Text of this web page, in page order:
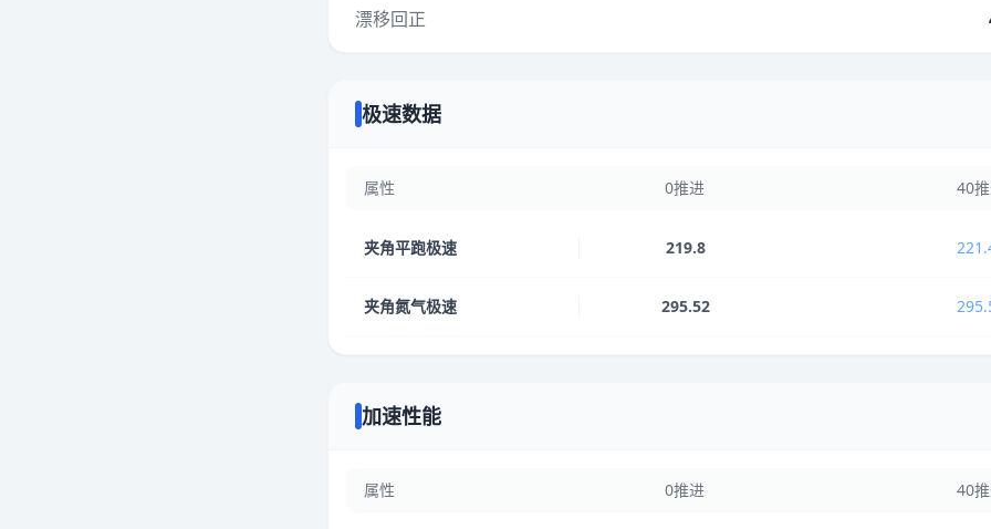
漂移回正
极速数据
属性 0推进 40
夹角平跑极速 219.8
夹角氮气极速 295.52
加速性能
属性 0推进 40